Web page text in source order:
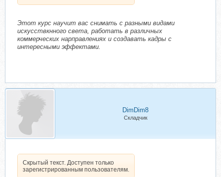
Этот курс научит вас снимать с разными видами
искусствкнного света, работать в различных
коммерческих нарправлениях и создавать кадры с
интересными эффектами.
DimDim8
Складчик
Скрытый текст. Доступен только
зарегистрированным пользователям.